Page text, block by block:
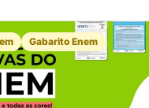
Gabarito Enem